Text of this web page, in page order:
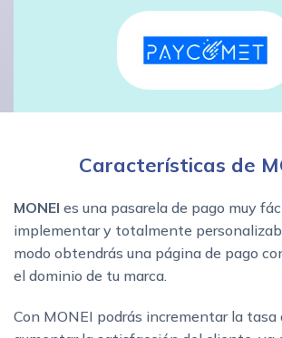
Características de
MONEI es una pasarela de pago muy
implementar y totalmente
modo obtendrás una página de pago
el dominio de tu marca.
Con MONEI podrás incrementar la tasa